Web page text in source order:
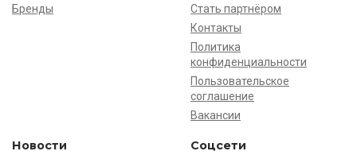
Бренды
Стать партнёром
Контакты
Политика
конфиденциальности
Пользовательское
соглашение
Вакансии
Новости Соцсети